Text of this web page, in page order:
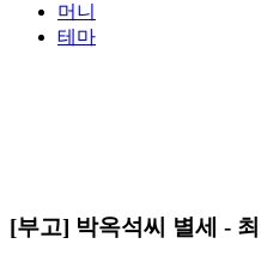
머니
테마
[부고] 박옥석씨 별세 -